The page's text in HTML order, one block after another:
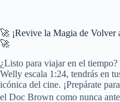
🚀 ¡Revive la Magia de Volver
🚀
¿Listo para viajar en el
Welly escala 1:24, tendrás en
icónica del cine. ¡Prepárate
el Doc Brown como nunca